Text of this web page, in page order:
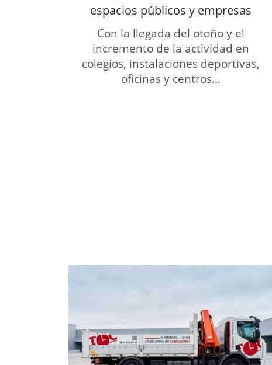
espacios públicos y empresas
Con la llegada del otoño y el
incremento de la actividad en
colegios, instalaciones deportivas,
oficinas y centros…